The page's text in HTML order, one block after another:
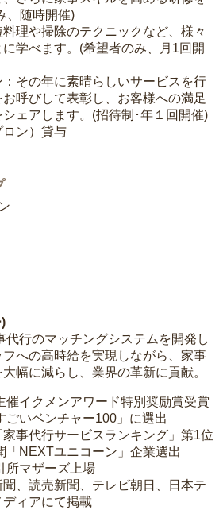
、随時開催)
料理や掃除のテクニックなど、様々
学べます。(希望者のみ、月1回開
：その年に素晴らしいサービスを行
呼びして表彰し、お客様への満足
ェアします。(招待制･年１回開催)
ン）貸与
代行のマッチングシステムを開発し
への高時給を実現しながら、家事
幅に減らし、業界の革新に貢献。
イクメンアワード特別奨励賞受賞
いベンチャー100」に選出
事代行サービスランキング」第1位
NEXTユニコーン」企業選出
マザーズ上場
、読売新聞、テレビ朝日、日本テ
ィアにて掲載